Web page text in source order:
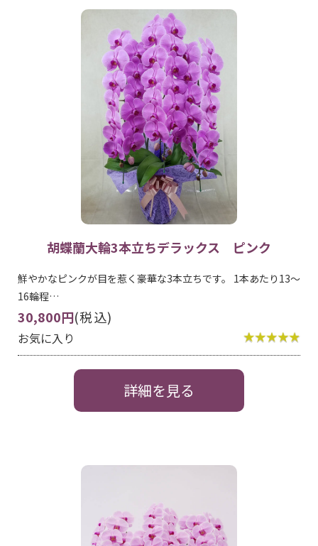
胡蝶蘭大輪3本立ちデラックス ピンク
鮮やかなピンクが目を惹く豪華な3本立ちです。 1本あたり13～
16輪程…
30,800円(税込)
お気に入り
詳細を見る